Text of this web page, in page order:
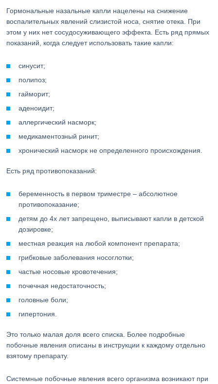
Гормональные назальные капли нацелены на снижение
воспалительных явлений слизистой носа, снятие отека. При
этом у них нет сосудосуживающего эффекта. Есть ряд прямых
показаний, когда следует использовать такие капли:
синусит;
полипоз;
гайморит;
аденоидит;
аллергический насморк;
медикаментозный ринит;
хронический насморк не определенного происхождения.
Есть ряд противопоказаний:
беременность в первом триместре – абсолютное
противопоказание;
детям до 4х лет запрещено, выписывают капли в детской
дозировке;
местная реакция на любой компонент препарата;
грибковые заболевания носоглотки;
частые носовые кровотечения;
почечная недостаточность;
головные боли;
гипертония.
Это только малая доля всего списка. Более подробные
побочные явления описаны в инструкции к каждому отдельно
взятому препарату.
Системные побочные явления всего организма возникают при